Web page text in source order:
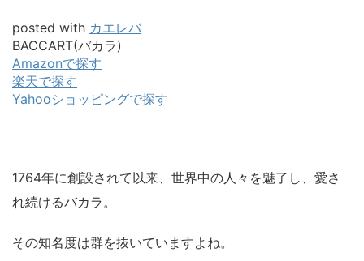
posted with カエレバ
BACCART(バカラ)
Amazonで探す
楽天で探す
Yahooショッピングで探す
1764年に創設されて以来、世界中の人々を魅了し、愛さ
れ続けるバカラ。
その知名度は群を抜いていますよね。